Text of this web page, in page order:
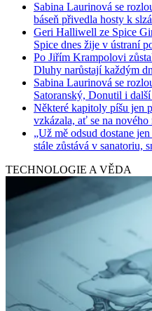
Sabina Laurinová se
báseň přivedla hosty k
Geri Halliwell ze Spice
Spice dnes žije v ústraní
Po Jiřím Krampolovi
Dluhy narůstají každým
Sabina Laurinová se
Satoranský, Donutil i
Některé kapitoly píšu jen
vzkázala, ať se na nového
„Už mě odsud dostane
stále zůstává v sanatoriu,
TECHNOLOGIE A VĚDA